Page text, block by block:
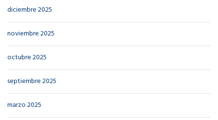
diciembre 2025
noviembre 2025
octubre 2025
septiembre 2025
marzo 2025